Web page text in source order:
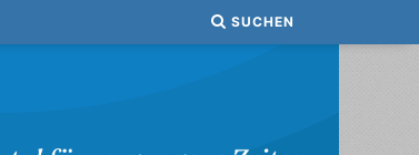
SUCHEN